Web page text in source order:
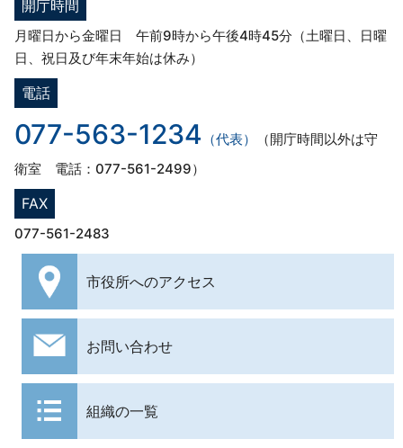
開庁時間
月曜日から金曜日 午前9時から午後4時45分（土曜日、日曜
日、祝日及び年末年始は休み）
電話
077-563-1234 （代表）
（開庁時間以外は守
衛室 電話：077-561-2499）
FAX
077-561-2483
市役所へのアクセス
お問い合わせ
組織の一覧